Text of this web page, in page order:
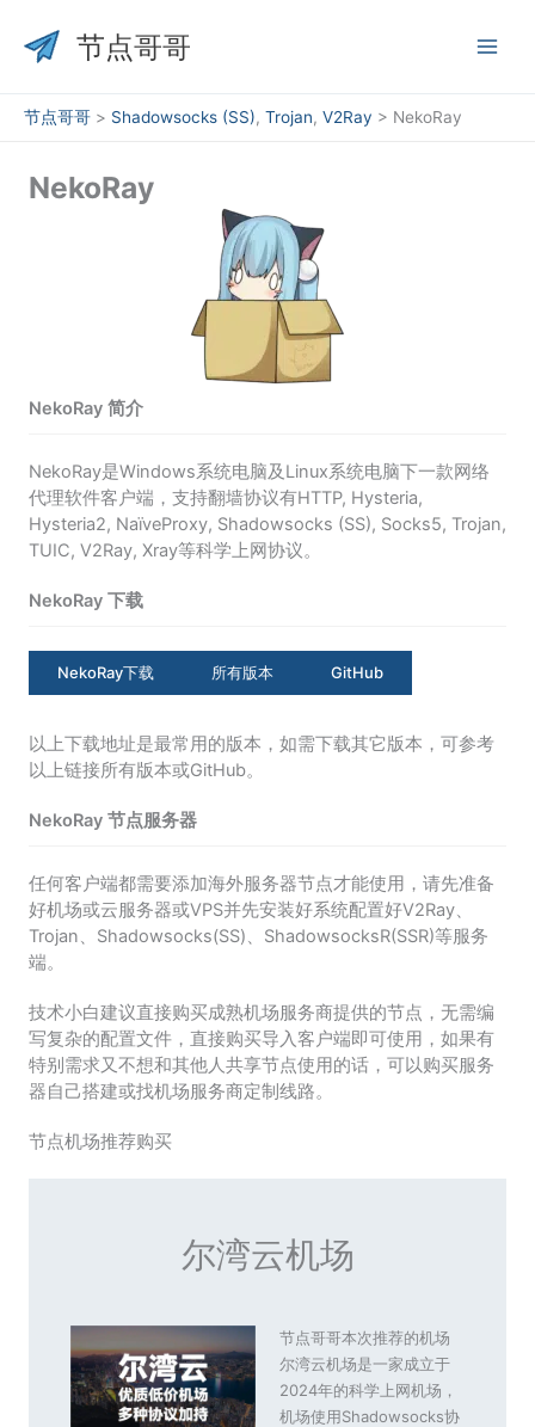
节点哥哥
节点哥哥 > Shadowsocks (SS), Trojan, V2Ray > NekoRay
NekoRay
NekoRay 简介
NekoRay是Windows系统电脑及Linux系统电脑下一款网络
代理软件客户端，支持翻墙协议有HTTP, Hysteria,
Hysteria2, NaïveProxy, Shadowsocks (SS), Socks5, Trojan,
TUIC, V2Ray, Xray等科学上网协议。
NekoRay 下载
NekoRay下载 所有版本 GitHub
以上下载地址是最常用的版本，如需下载其它版本，可参考
以上链接所有版本或GitHub。
NekoRay 节点服务器
任何客户端都需要添加海外服务器节点才能使用，请先准备
好机场或云服务器或VPS并先安装好系统配置好V2Ray、
Trojan、Shadowsocks(SS)、ShadowsocksR(SSR)等服务
端。
技术小白建议直接购买成熟机场服务商提供的节点，无需编
写复杂的配置文件，直接购买导入客户端即可使用，如果有
特别需求又不想和其他人共享节点使用的话，可以购买服务
器自己搭建或找机场服务商定制线路。
节点机场推荐购买
尔湾云机场
节点哥哥本次推荐的机场
尔湾云机场是一家成立于
2024年的科学上网机场，
机场使用Shadowsocks协